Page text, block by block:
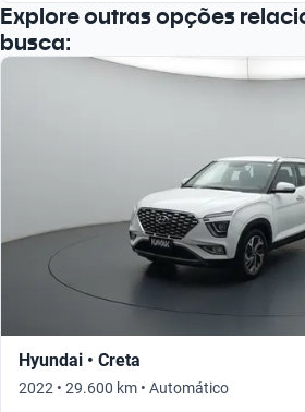
Explore outras opções
busca:
Hyundai • Creta
2022 • 29.600 km • Automático